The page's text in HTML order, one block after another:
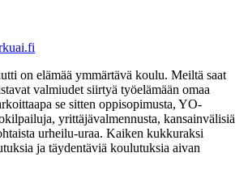
on elämää ymmärtävä koulu. Meiltä saat
valmiudet siirtyä työelämään omaa
se sitten oppisopimusta, YO-
yrittäjävalmennusta, kansainvälisiä
urheilu-uraa. Kaiken kukkuraksi
ja täydentäviä koulutuksia aivan